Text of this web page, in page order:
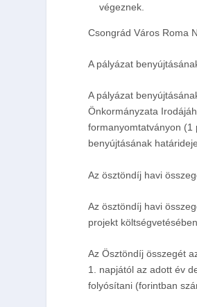
végeznek.
Csongrád Város Roma
A pályázat
A pályázat
Önkormányzata
formanyomtatványon (1
benyújtásának
Az ösztöndíj havi
Az ösztöndíj havi
projekt
Az Ösztöndíj összegét
1. napjától az adott év
folyósítani (forintban